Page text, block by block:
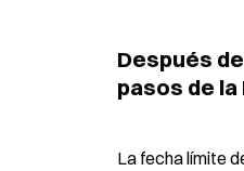
Después
pasos de la
La fecha límite